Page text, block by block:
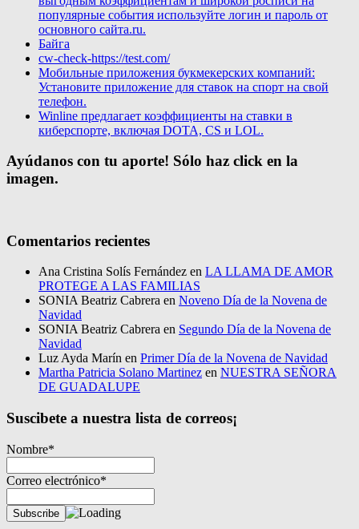
популярные события используйте логин и пароль от
основного сайта.ru.
Байга
cw-check-https://test.com/
Мобильные приложения букмекерских компаний:
Установите приложение для ставок на спорт на свой
телефон.
Winline предлагает коэффициенты на ставки в
киберспорте, включая DOTA, CS и LOL.
Ayúdanos con tu aporte! Sólo haz click en la
imagen.
Comentarios recientes
Ana Cristina Solís Fernández en LA LLAMA DE AMOR
PROTEGE A LAS FAMILIAS
SONIA Beatriz Cabrera en Noveno Día de la Novena de
Navidad
SONIA Beatriz Cabrera en Segundo Día de la Novena de
Navidad
Luz Ayda Marín en Primer Día de la Novena de Navidad
Martha Patricia Solano Martinez en NUESTRA SEÑORA
DE GUADALUPE
Suscibete a nuestra lista de correos¡
Nombre*
Correo electrónico*